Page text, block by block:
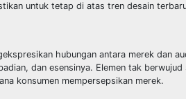
untuk tetap di atas tren desain
hubungan antara merek dan
dan esensinya. Elemen tak
konsumen mempersepsikan merek.